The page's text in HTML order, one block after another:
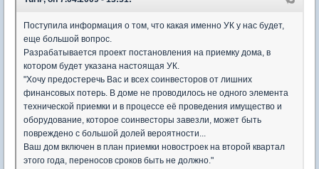
Поступила информация о том, что какая именно УК у нас будет,
еще большой вопрос.
Разрабатывается проект постановления на приемку дома, в
котором будет указана настоящая УК.
"Хочу предостеречь Вас и всех соинвесторов от лишних
финансовых потерь. В доме не проводилось не одного элемента
технической приемки и в процессе её проведения имущество и
оборудование, которое соинвесторы завезли, может быть
повреждено с большой долей вероятности...
Ваш дом включен в план приемки новостроек на второй квартал
этого года, переносов сроков быть не должно."